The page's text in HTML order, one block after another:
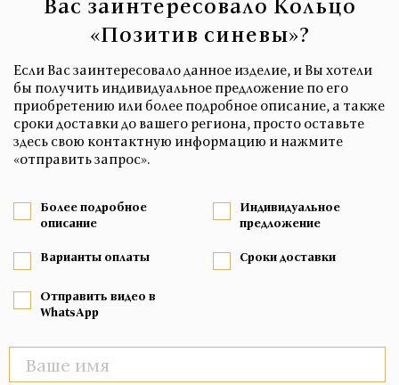
«Позитив синевы»?
Если Вас заинтересовало данное изделие, и Вы хотели
бы получить индивидуальное предложение по его
приобретению или более подробное описание, а также
сроки доставки до вашего региона, просто оставьте
здесь свою контактную информацию и нажмите
«отправить запрос».
Более подробное
описание
Индивидуальное
предложение
Варианты оплаты Сроки доставки
Отправить видео в
WhatsApp